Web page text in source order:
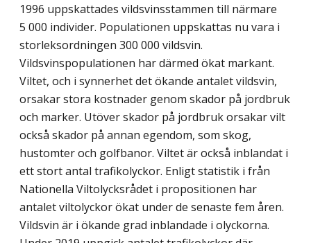
1996 uppskattades vildsvinsstammen till närmare
5 000 individer. Populationen uppskattas nu vara i
storleksordningen 300 000 vildsvin.
Vildsvinspopulationen har därmed ökat markant.
Viltet, och i synnerhet det ökande antalet vildsvin,
orsakar stora kostnader genom skador på jordbruk
och marker. Utöver skador på jordbruk orsakar vilt
också skador på annan egendom, som skog,
hustomter och golfbanor. Viltet är också inblandat i
ett stort antal trafikolyckor. Enligt statistik i från
Nationella Viltolycksrådet i propositionen har
antalet viltolyckor ökat under de senaste fem åren.
Vildsvin är i ökande grad inblandade i olyckorna.